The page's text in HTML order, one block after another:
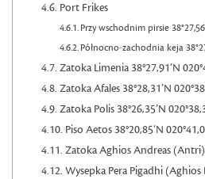
Port Frikes
Przy wschodnim pirsie
Północno-zachodnia keja
Zatoka Limenia 38°27,91’N
Zatoka Afales 38°28,31’N
Zatoka Polis 38°26,35’N
Piso Aetos 38°20,85’N
Zatoka Aghios Andreas (Antri)
Wysepka Pera Pigadhi (Aghios